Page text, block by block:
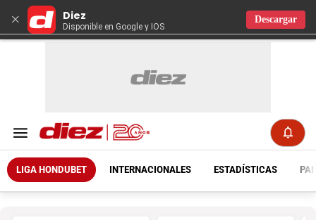
× Diez
Disponible en Google y IOS
Descargar
LIGA HONDUBET INTERNACIONALES ESTADÍSTICAS